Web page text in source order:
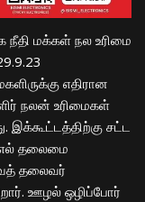
நீதி மக்கள் நல உரிமை
எதிரான
நலன் உரிமைகள்
இக்கூட்டத்திற்கு சட்ட
எல் தலைமை
தலைவர்
ஊழல் ஒழிப்போர்